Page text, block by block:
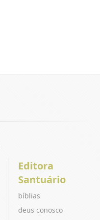
Editora
Santuário
bíblias
deus conosco